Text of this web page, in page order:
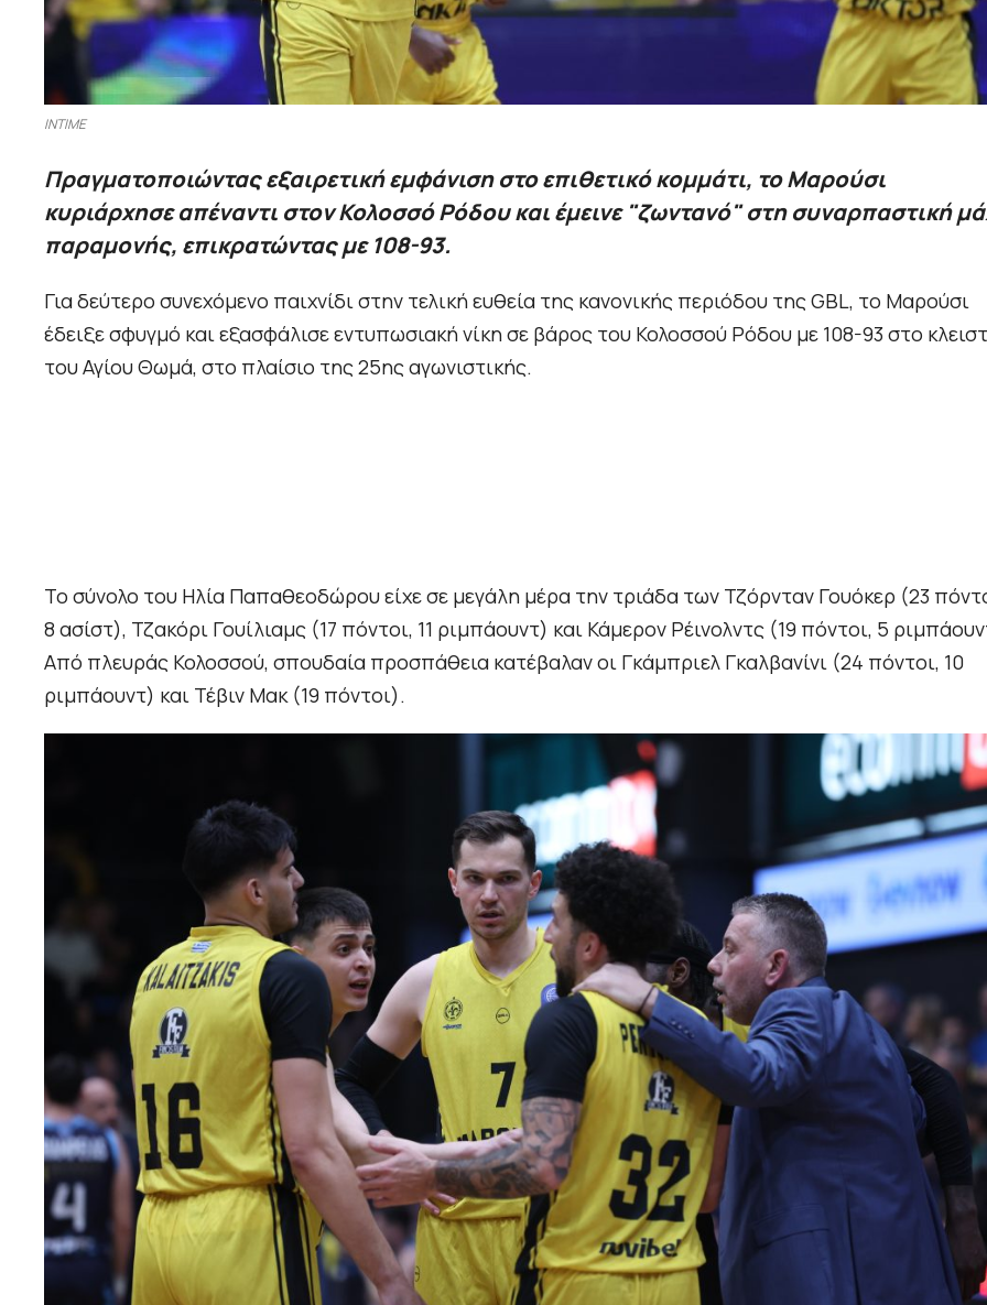
INTIME
Πραγματοπoιώντας εξαιρετική εμφάνιση στο επιθετικό κομμάτι, το Μαρούσι
κυριάρχησε απέναντι στον Κολοσσό Ρόδου και έμεινε "ζωντανό" στη συναρπαστική
παραμονής, επικρατώντας με 108-93.
Για δεύτερο συνεχόμενο παιχνίδι στην τελική ευθεία της κανονικής περιόδου της GBL, το Μαρούσι
έδειξε σφυγμό και εξασφάλισε εντυπωσιακή νίκη σε βάρος του Κολοσσού Ρόδου με 108-93 στο
του Αγίου Θωμά, στο πλαίσιο της 25ης αγωνιστικής.
Το σύνολο του Ηλία Παπαθεοδώρου είχε σε μεγάλη μέρα την τριάδα των Τζόρνταν Γουόκερ (23
8 ασίστ), Τζακόρι Γουίλιαμς (17 πόντοι, 11 ριμπάουντ) και Κάμερον Ρέινολντς (19 πόντοι, 5
Από πλευράς Κολοσσού, σπουδαία προσπάθεια κατέβαλαν οι Γκάμπριελ Γκαλβανίνι (24 πόντοι, 10
ριμπάουντ) και Τέβιν Μακ (19 πόντοι).